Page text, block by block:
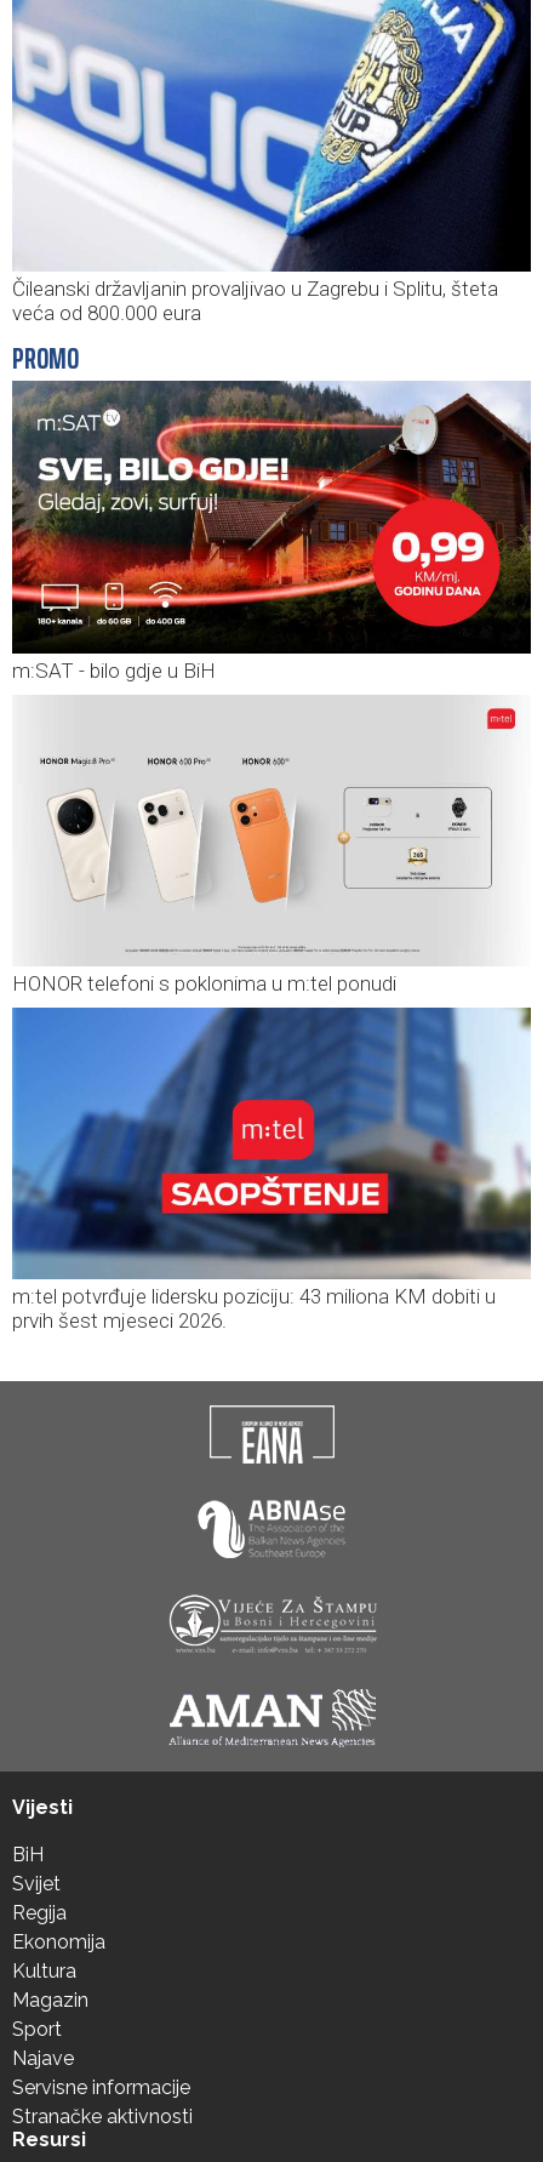
Čileanski državljanin provaljivao u Zagrebu i Splitu, šteta
veća od 800.000 eura
PROMO
m:SAT - bilo gdje u BiH
HONOR telefoni s poklonima u m:tel ponudi
m:tel potvrđuje lidersku poziciju: 43 miliona KM dobiti u
prvih šest mjeseci 2026.
Vijesti
BiH
Svijet
Regija
Ekonomija
Kultura
Magazin
Sport
Najave
Servisne informacije
Stranačke aktivnosti
Resursi